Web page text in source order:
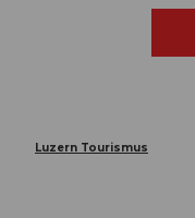
Luzern Tourismus